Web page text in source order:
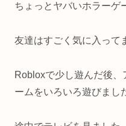
ちょっとヤバいホラーゲ
友達はすごく気に入って
Robloxで少し遊んだ後
ームをいろいろ遊びまし